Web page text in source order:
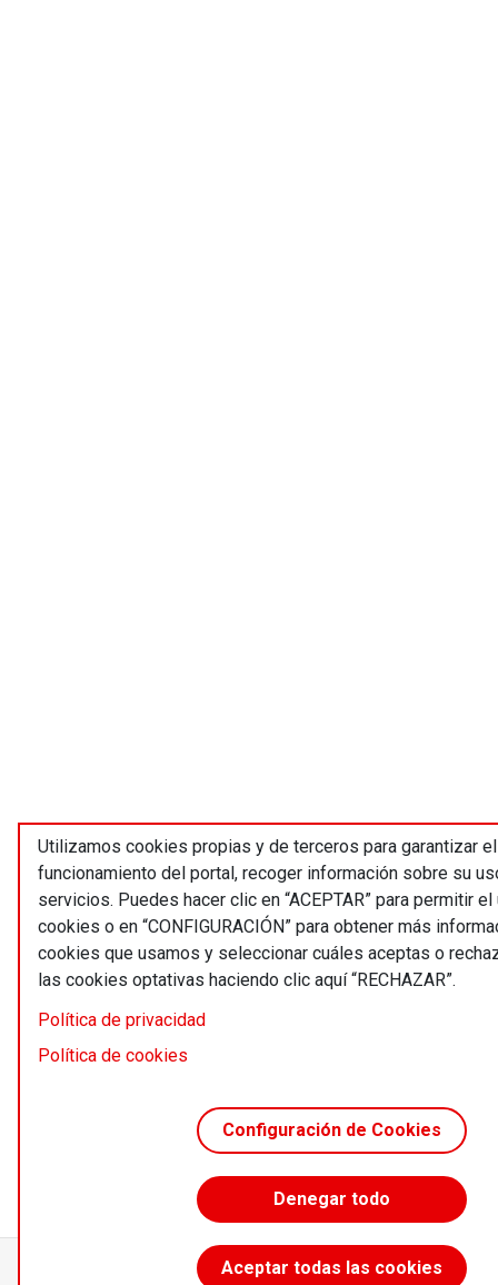
Utilizamos cookies propias y de terceros para garantizar
funcionamiento del portal, recoger información sobre su
servicios. Puedes hacer clic en “ACEPTAR” para permitir
cookies o en “CONFIGURACIÓN” para obtener más
cookies que usamos y seleccionar cuáles aceptas o
las cookies optativas haciendo clic aquí “RECHAZAR”.
Política de privacidad
Política de cookies
Configuración de Cookies
Denegar todo
Aceptar todas las cookies
Accede sin límites desde 55 €/año